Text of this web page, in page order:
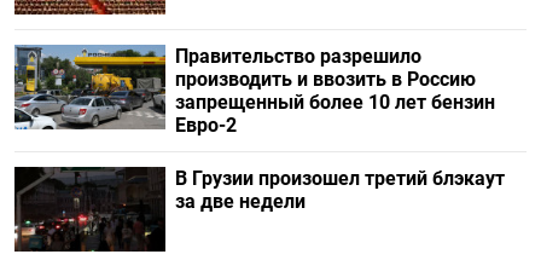
Правительство разрешило
производить и ввозить в Россию
запрещенный более 10 лет бензин
Евро-2
В Грузии произошел третий блэкаут
за две недели